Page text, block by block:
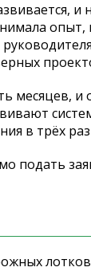
месяцев,
в трёх
подать
лотков